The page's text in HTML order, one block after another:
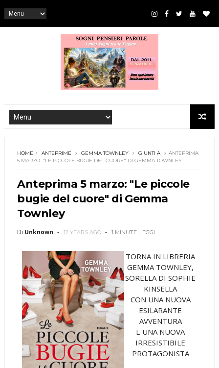
HOME ANTEPRIME GEMMA TOWNLEY GIUNTI A
ANTEPRIMA
5 MARZO: "LE PICCOLE BUGIE DEL CUORE" DI GEMMA TOWNLEY
Anteprima 5 marzo: "Le piccole
bugie del cuore" di Gemma
Townley
Di Unknown 12 YEARS AGO 1 MINUTE LEGGI
TORNA IN LIBRERIA
GEMMA TOWNLEY,
SORELLA DI SOPHIE
KINSELLA
CON UNA NUOVA
ESILARANTE
AVVENTURA
E UNA NUOVA
IRRESISTIBILE
PROTAGONISTA